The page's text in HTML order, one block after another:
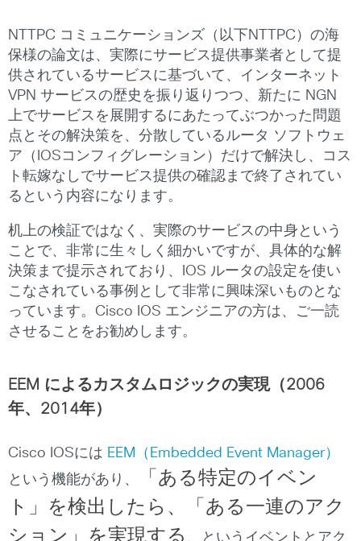
NTTPC コミュニケーションズ（以下NTTPC）の海
保様の論文は、実際にサービス提供事業者として提
供されているサービスに基づいて、インターネット
VPN サービスの歴史を振り返りつつ、新たに NGN
上でサービスを展開するにあたってぶつかった問題
点とその解決策を、分散しているルータ ソフトウェ
ア（IOSコンフィグレーション）だけで解決し、コス
ト転嫁なしでサービス提供の確認まで終了されてい
るという内容になります。
机上の検証ではなく、実際のサービスの中身という
ことで、非常に生々しく細かいですが、具体的な解
決策まで提示されており、IOS ルータの設定を使い
こなされている事例として非常に興味深いものとな
っています。Cisco IOS エンジニアの方は、ご一読
させることをお勧めします。
EEM によるカスタムロジックの実現（2006
年、2014年）
Cisco IOSには EEM（Embedded Event Manager）
という機能があり、
「ある特定のイベン
ト」を検出したら、「ある一連のアク
ション」を実現する 、というイベントとアク